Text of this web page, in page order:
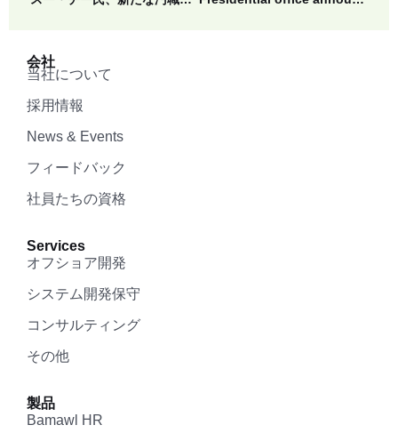
会社
当社について
採用情報
News & Events
フィードバック
社員たちの資格
Services
オフショア開発
システム開発保守
コンサルティング
その他
製品
Bamawl HR